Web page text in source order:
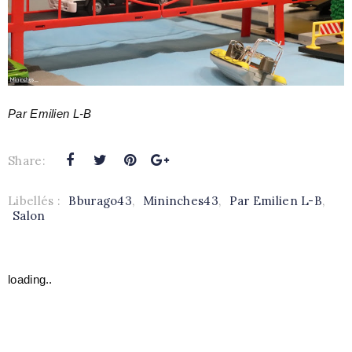
Par Emilien L-B
Share:
Libellés : Bburago43, Mininches43, Par Emilien L-B,
Salon
loading..